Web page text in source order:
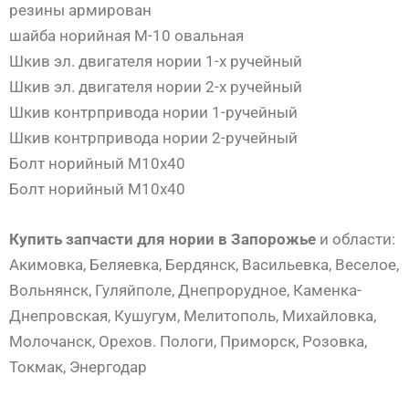
резины армирован
шайба норийная М-10 овальная
Шкив эл. двигателя нории 1-х ручейный
Шкив эл. двигателя нории 2-х ручейный
Шкив контрпривода нории 1-ручейный
Шкив контрпривода нории 2-ручейный
Болт норийный М10х40
Болт норийный М10х40
Купить запчасти для нории в Запорожье и области:
Акимовка, Беляевка, Бердянск, Васильевка, Веселое,
Вольнянск, Гуляйполе, Днепрорудное, Каменка-
Днепровская, Кушугум, Мелитополь, Михайловка,
Молочанск, Орехов. Пологи, Приморск, Розовка,
Токмак, Энергодар